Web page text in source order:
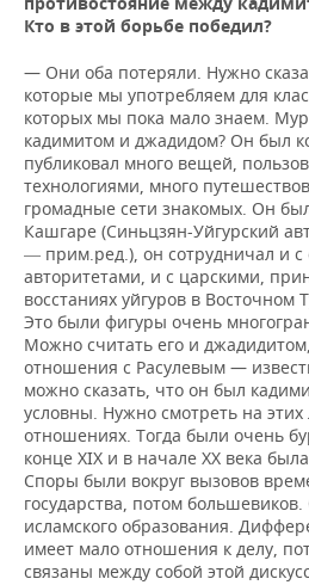
Кто в этой борьбе победил?
— Они оба потеряли. Нужно
которые мы употребляем для
которых мы пока мало знаем.
кадимитом и джадидом? Он был
публиковал много вещей,
технологиями, много
громадные сети знакомых. Он
Кашгаре (Синьцзян-Уйгурский
— прим.ред.), он сотрудничал и с
авторитетами, и с царскими,
восстаниях уйгуров в Восточном
Это были фигуры очень
Можно считать его и
отношения с Расулевым —
можно сказать, что он был
условны. Нужно смотреть на этих
отношениях. Тогда были очень
конце XIX и в начале XX века
Споры были вокруг вызовов
государства, потом
исламского образования.
имеет мало отношения к делу,
связаны между собой этой